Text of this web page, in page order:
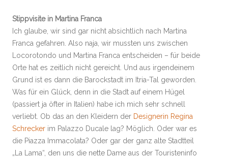
Stippvisite in Martina Franca
Ich glaube, wir sind gar nicht absichtlich nach Martina
Franca gefahren. Also naja, wir mussten uns zwischen
Locorotondo und Martina Franca entscheiden – für beide
Orte hat es zeitlich nicht gereicht. Und aus irgendeinem
Grund ist es dann die Barockstadt im Itria-Tal geworden.
Was für ein Glück, denn in die Stadt auf einem Hügel
(passiert ja öfter in Italien) habe ich mich sehr schnell
verliebt. Ob das an den Kleidern der Designerin Regina
Schrecker im Palazzo Ducale lag? Möglich. Oder war es
die Piazza Immacolata? Oder gar der ganz alte Stadtteil
„La Lama“, den uns die nette Dame aus der Touristeninfo